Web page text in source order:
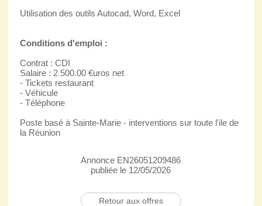
Utilisation des outils Autocad, Word, Excel
Conditions d'emploi :
Contrat : CDI
Salaire : 2 500.00 €uros net
- Tickets restaurant
- Véhicule
- Téléphone
Poste basé à Sainte-Marie - interventions sur toute l'ile de
la Réunion
Annonce EN26051209486
publiée le 12/05/2026
Retour aux offres